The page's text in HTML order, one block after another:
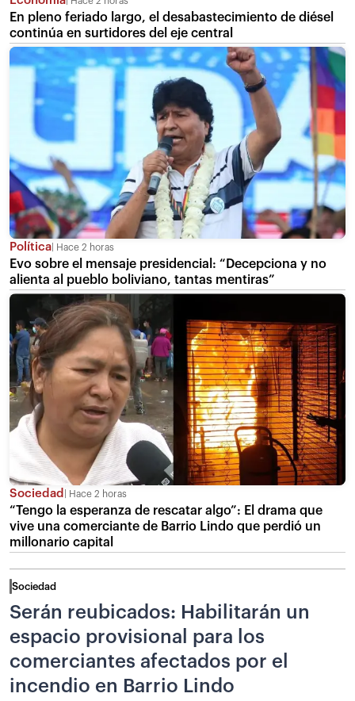
En pleno feriado largo, el desabastecimiento de diésel
continúa en surtidores del eje central
Política Hace 2 horas
Evo sobre el mensaje presidencial: “Decepciona y no
alienta al pueblo boliviano, tantas mentiras”
Sociedad Hace 2 horas
“Tengo la esperanza de rescatar algo”: El drama que
vive una comerciante de Barrio Lindo que perdió un
millonario capital
Sociedad
Serán reubicados: Habilitarán un
espacio provisional para los
comerciantes afectados por el
incendio en Barrio Lindo